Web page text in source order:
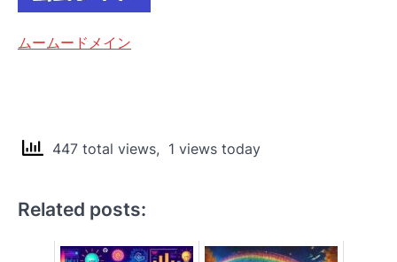
ムームードメイン
447 total views, 1 views today
Related posts: